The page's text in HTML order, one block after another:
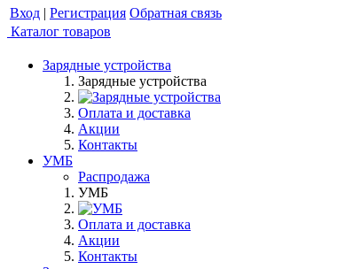
Вход | Регистрация Обратная связь
Каталог товаров
Зарядные устройства
Зарядные устройства
Оплата и доставка
Акции
Контакты
УМБ
Распродажа
УМБ
Оплата и доставка
Акции
Контакты